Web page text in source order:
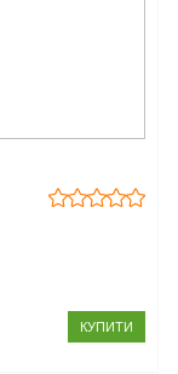
КУПИТИ